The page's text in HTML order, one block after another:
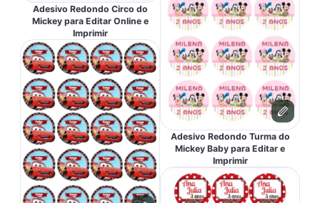
Adesivo Redondo Circo do
Mickey para Editar Online e
Imprimir
Adesivo Redondo Turma do
Mickey Baby para Editar e
Imprimir